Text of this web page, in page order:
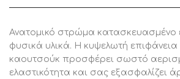
Ανατομικό στρώμα κατασκευασμένο
φυσικά υλικά. Η κυψελωτή
καουτσούκ προσφέρει σωστό
ελαστικότητα και σας εξασφαλίζει